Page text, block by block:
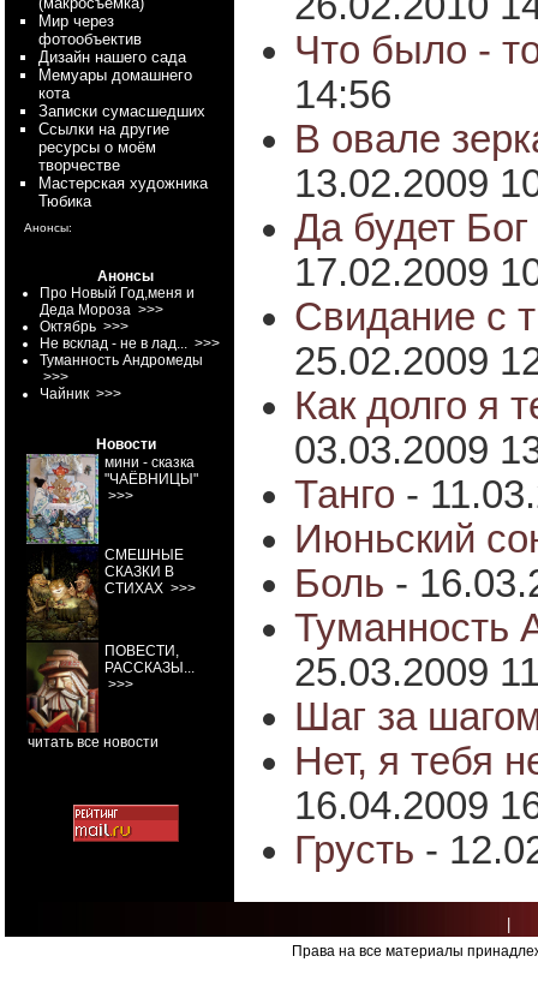
Мир через
фотообъектив
Дизайн нашего сада
Мемуары домашнего
кота
Записки сумасшедших
Ссылки на другие
ресурсы о моём
творчестве
Мастерская художника
Тюбика
Анонсы:
Анонсы
Про Новый Год,меня и
Деда Мороза >>>
Октябрь >>>
Не всклад - не в лад... >>>
Туманность Андромеды
>>>
Чайник >>>
Новости
мини - сказка
"ЧАЁВНИЦЫ"
>>>
СМЕШНЫЕ
СКАЗКИ В
СТИХАХ >>>
ПОВЕСТИ,
РАССКАЗЫ...
>>>
читать все новости
Что было -
14:56
В овале
13.02.2009
Да будет
17.02.2009
Свидание с
25.02.2009
Как долго я
03.03.2009
Танго -
Июньский
Боль -
Туманность
25.03.2009
Шаг за
Нет, я тебя
16.04.2009
Грусть -
Права на все материалы